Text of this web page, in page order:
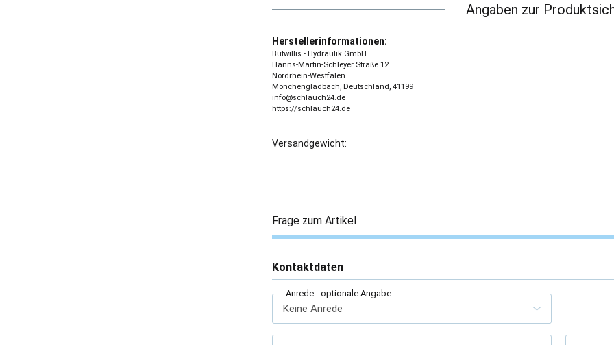
Angaben zur
Herstellerinformationen:
Butwillis - Hydraulik GmbH
Hanns-Martin-Schleyer Straße 12
Nordrhein-Westfalen
Mönchengladbach, Deutschland, 41199
info@schlauch24.de
https://schlauch24.de
Versandgewicht:
Frage zum Artikel
Kontaktdaten
Anrede - optionale Angabe